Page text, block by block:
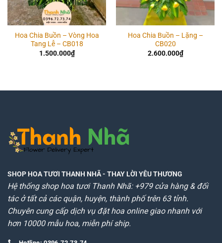
Hoa Chia Buồn – Vòng Hoa
Tang Lễ – CB018
1.500.000₫
Hoa Chia Buồn – Lặng –
CB020
2.600.000₫
SHOP HOA TƯƠI THANH NHÃ- THAY LỜI YÊU THƯƠNG
Hệ thống shop hoa tươi Thanh Nhã: +979 cửa hàng & đối
tác ở tất cả các quận, huyện, thành phố trên 63 tỉnh.
Chuyên cung cấp dịch vụ đặt hoa online giao nhanh với
hơn 10000 mẫu hoa, miễn phí ship.